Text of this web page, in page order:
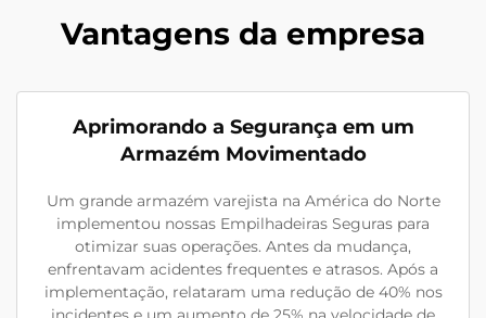
Vantagens da empresa
Aprimorando a Segurança em um
Armazém Movimentado
Um grande armazém varejista na América do Norte
implementou nossas Empilhadeiras Seguras para
otimizar suas operações. Antes da mudança,
enfrentavam acidentes frequentes e atrasos. Após a
implementação, relataram uma redução de 40% nos